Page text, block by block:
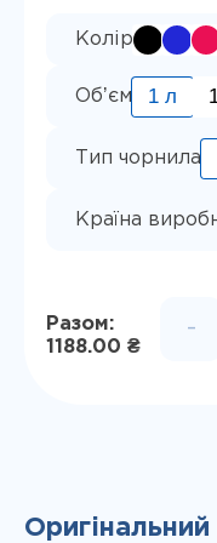
Колір
Обʼєм 1 л
Тип чорнила
Країна
Разом:
1188.00 ₴
-